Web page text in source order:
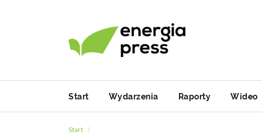
Start Wydarzenia Raporty Wideo
Start